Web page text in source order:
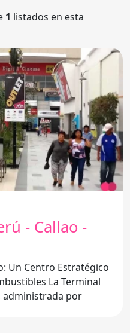
1 listados en esta
- Callao -
Un Centro Estratégico
La Terminal
administrada por